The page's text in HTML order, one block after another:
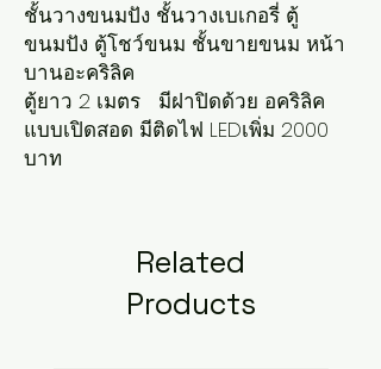
ชั้นวางขนมปัง ชั้นวางเบเกอรี่ ตู้
ขนมปัง ตู้โชว์ขนม ชั้นขายขนม หน้า
บานอะคริลิค
ตู้ยาว 2 เมตร   มีฝาปิดด้วย อคริลิค
แบบเปิดสอด มีติดไฟ LEDเพิ่ม 2000
บาท
Related
Products